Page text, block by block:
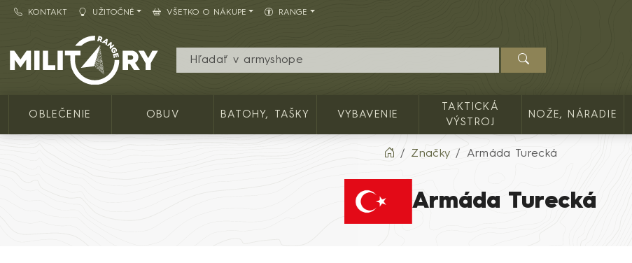
KONTAKT UŽITOČNÉ VŠETKO O NÁKUPE RANGE
Army shop MILITARY RANGE SK
OBLEČENIE OBUV BATOHY, TAŠKY VYBAVENIE
TAKTICKÁ
VÝSTROJ
NOŽE, NÁRADIE
Značky Armáda Turecká
Armáda Turecká